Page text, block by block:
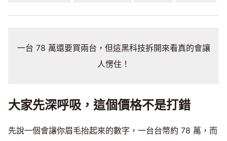
一台 78 萬還要買兩台，但這黑科技拆開來看真的會讓
人愣住！
大家先深呼吸，這個價格不是打錯
先說一個會讓你眉毛抬起來的數字，一台台幣約 78 萬，而